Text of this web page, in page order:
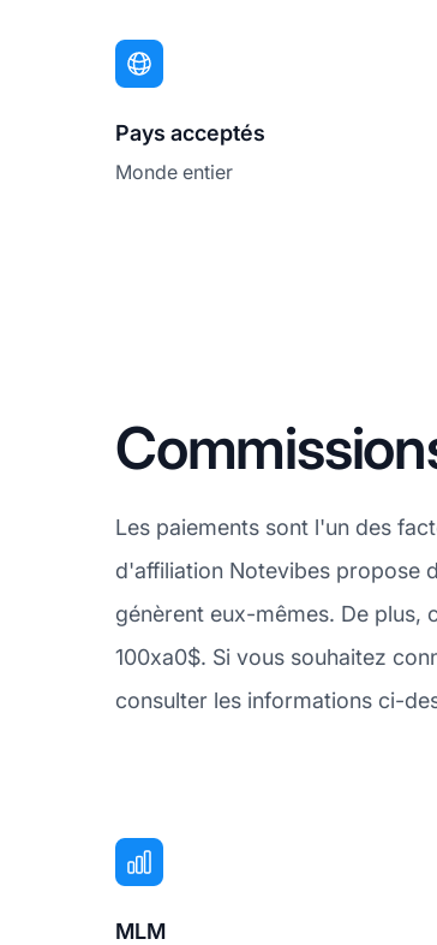
Pays acceptés
Monde entier
Les paiements sont l'un des
d'affiliation Notevibes propose
génèrent eux-mêmes. De plus,
100xa0$. Si vous souhaitez
consulter les informations ci-
MLM